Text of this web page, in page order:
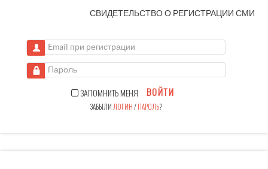
СВИДЕТЕЛЬСТВО О РЕГИСТРАЦИИСМИ
Email при регистрации
Пароль
ЗАПОМНИТЬ МЕНЯ ВОЙТИ
ЗАБЫЛИ ЛОГИН/ПАРОЛЬ?